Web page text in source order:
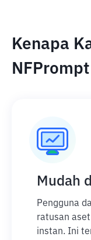
Kenapa
Mudah
Pengguna
ratusan
instan. Ini